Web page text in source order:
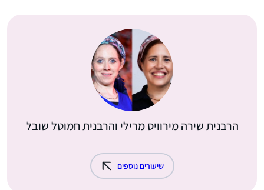
הרבנית שירה מירוויס מרילי והרבנית חמוטל שובל
שיעורים נוספים